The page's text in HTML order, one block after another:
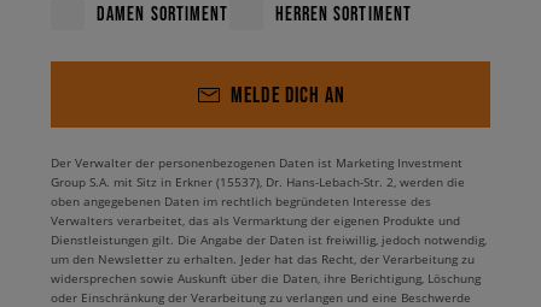
DAMEN SORTIMENT HERREN SORTIMENT
MELDE DICH AN
Der Verwalter der personenbezogenen Daten ist Marketing Investment
Group S.A. mit Sitz in Erkner (15537), Dr. Hans-Lebach-Str. 2, werden die
oben angegebenen Daten im rechtlich begründeten Interesse des
Verwalters verarbeitet, das als Vermarktung der eigenen Produkte und
Dienstleistungen gilt. Die Angabe der Daten ist freiwillig, jedoch notwendig,
um den Newsletter zu erhalten. Jeder hat das Recht, der Verarbeitung zu
widersprechen sowie Auskunft über die Daten, ihre Berichtigung, Löschung
oder Einschränkung der Verarbeitung zu verlangen und eine Beschwerde